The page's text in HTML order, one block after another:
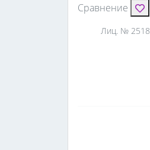
Сравнение
Лиц. № 2518